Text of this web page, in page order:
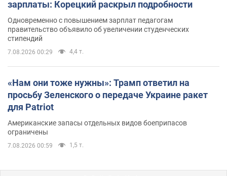
зарплаты: Корецкий раскрыл подробности
Одновременно с повышением зарплат педагогам
правительство объявило об увеличении студенческих
стипендий
7.08.2026 00:29 4,4 т.
«Нам они тоже нужны»: Трамп ответил на
просьбу Зеленского о передаче Украине ракет
для Patriot
Американские запасы отдельных видов боеприпасов
ограничены
7.08.2026 00:59 1,5 т.